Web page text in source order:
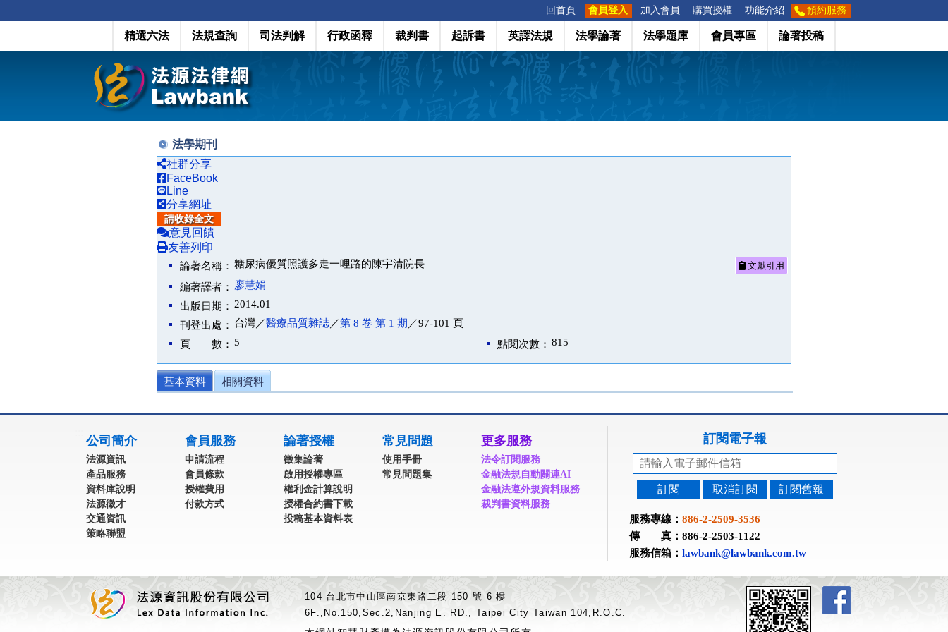
回首頁 會員登入 加入會員 購買授權 功能介紹 預約服務
精選六法 法規查詢 司法判解 行政函釋 裁判書 起訴書 英譯法規 法學論著 法學題庫 會員專區 論著投稿
法學期刊
社群分享
FaceBook
Line
分享網址
請收錄全文
意見回饋
友善列印
論著名稱： 糖尿病優質照護多走一哩路的陳宇清院長 文獻引用
編著譯者：
廖慧娟
出版日期： 2014.01
刊登出處： 台灣／醫療品質雜誌／第 8 卷 第 1 期 ／97-101 頁
頁 數： 5 點閱次數： 815
基本資料 相關資料
公司簡介
法源資訊
產品服務
資料庫說明
法源徵才
交通資訊
策略聯盟
會員服務
申請流程
會員條款
授權費用
付款方式
論著授權
徵集論著
啟用授權專區
權利金計算說明
授權合約書下載
投稿基本資料表
常見問題
使用手冊
常見問題集
更多服務
法令訂閱服務
金融法規自動關連AI
金融法遵外規資料服務
裁判書資料服務
訂閱電子報
訂閱 取消訂閱 訂閱舊報
服務專線： 886-2-2509-3536
傳 真：886-2-2503-1122
服務信箱： lawbank@lawbank.com.tw
104 台北市中山區南京東路二段 150 號 6 樓
6F.,No.150,Sec.2,Nanjing E. RD., Taipei City Taiwan 104,R.O.C.